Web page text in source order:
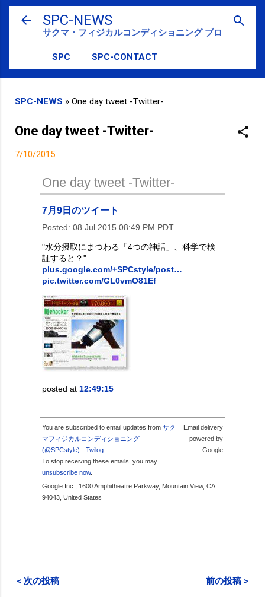
スキップしてメイン コンテンツに移動
SPC-NEWS
サクマ・フィジカルコンディショニング ブログ
SPC SPC-CONTACT
SPC-NEWS » One day tweet -Twitter-
One day tweet -Twitter-
7/10/2015
One day tweet -Twitter-
7月9日のツイート
Posted: 08 Jul 2015 08:49 PM PDT
"水分摂取にまつわる「4つの神話」、科学で検
証すると？"
plus.google.com/+SPCstyle/post…
pic.twitter.com/GL0vmO81Ef
posted at 12:49:15
You are subscribed to email updates from サク
マフィジカルコンディショニング
(@SPCstyle) - Twilog
To stop receiving these emails, you may
unsubscribe now.
Email delivery
powered by
Google
Google Inc., 1600 Amphitheatre Parkway, Mountain View, CA
94043, United States
< 次の投稿 前の投稿 >